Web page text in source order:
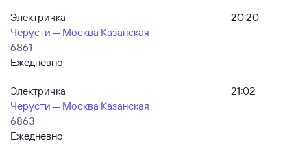
Электричка
Черусти — Москва Казанская
6861
Ежедневно
20:20
Электричка
Черусти — Москва Казанская
6863
Ежедневно
21:02